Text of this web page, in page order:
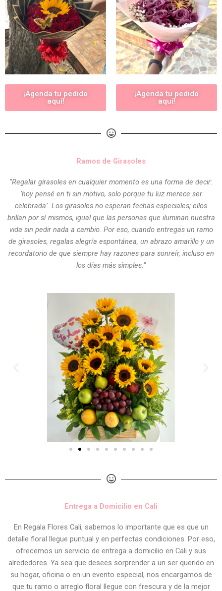
¡Agenda tu pedido
aquí!
¡Agenda tu pedido
aquí!
Ramos de Girasoles
“Regalar girasoles en cualquier momento es una forma de decir:
‘hoy pensé en ti sin motivo, solo porque tu luz merece ser
celebrada’. Los girasoles no esperan fechas especiales; ellos
brillan por sí mismos, igual que las personas que iluminan nuestra
vida sin pedir nada a cambio. Por eso, cuando entregas un ramo
de girasoles, regalas alegría espontánea, un abrazo amarillo y un
recordatorio de que siempre hay razones para sonreír, incluso en
los días más simples.”
Entrega a Domicilio en Cali
En Regala Flores Cali, sabemos lo importante que es que un
detalle floral llegue puntual y en perfectas condiciones. Por eso,
ofrecemos un servicio de entrega a domicilio en Cali y sus
alrededores. Ya sea que desees sorprender a un ser querido en
su hogar, oficina o en un evento especial, nos encargamos de
que tu ramo o arreglo floral llegue con frescura y de la mejor